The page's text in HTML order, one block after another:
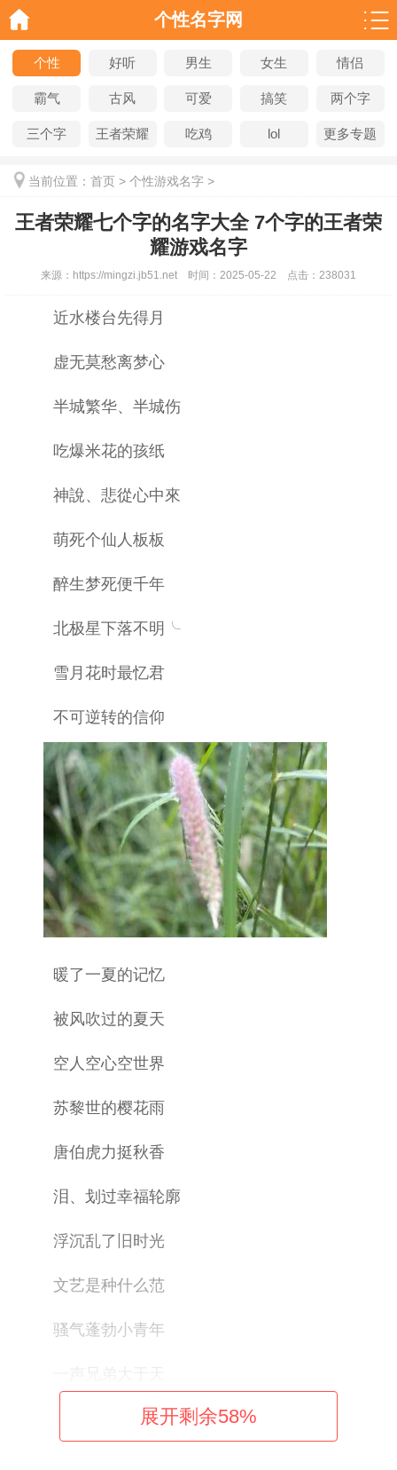
个性名字网
个性 好听 男生 女生 情侣
霸气 古风 可爱 搞笑 两个字
三个字 王者荣耀 吃鸡 lol 更多专题
当前位置： 首页 > 个性游戏名字 >
王者荣耀七个字的名字大全 7个字的王者荣
耀游戏名字
来源： https://mingzi.jb51.net 时间： 2025-05-22 点击： 238031
近水楼台先得月
虚无莫愁离梦心
半城繁华、半城伤
吃爆米花的孩纸
神說、悲從心中來
萌死个仙人板板
醉生梦死便千年
北极星下落不明╰
雪月花时最忆君
不可逆转的信仰
暖了一夏的记忆
被风吹过的夏天
空人空心空世界
苏黎世的樱花雨
唐伯虎力挺秋香
泪、划过幸福轮廓
浮沉乱了旧时光
文艺是种什么范
骚气蓬勃小青年
仇敌三千奈↘我何展开剩余58%